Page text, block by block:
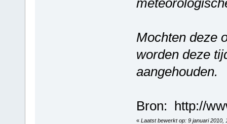
Mochten deze
worden deze
aangehouden.
Bron: http://
« Laatst bewerkt op: 9 januari 2010,